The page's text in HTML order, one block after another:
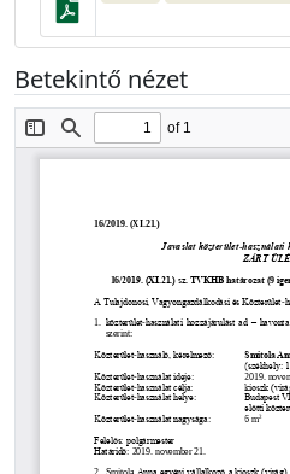
Betekintő nézet